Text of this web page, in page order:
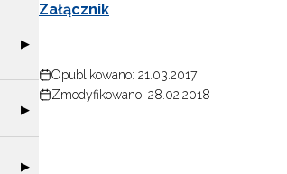
Rozwiń sekcję "Tworzenie e-materiałów
▶
Rozwiń sekcję "Tworzenie e-zasobów do
▶
Rozwiń sekcję "Wspieranie tworzenia szkół
▶
Załącznik
Opublikowano: 21.03.2017
Zmodyfikowano: 28.02.2018